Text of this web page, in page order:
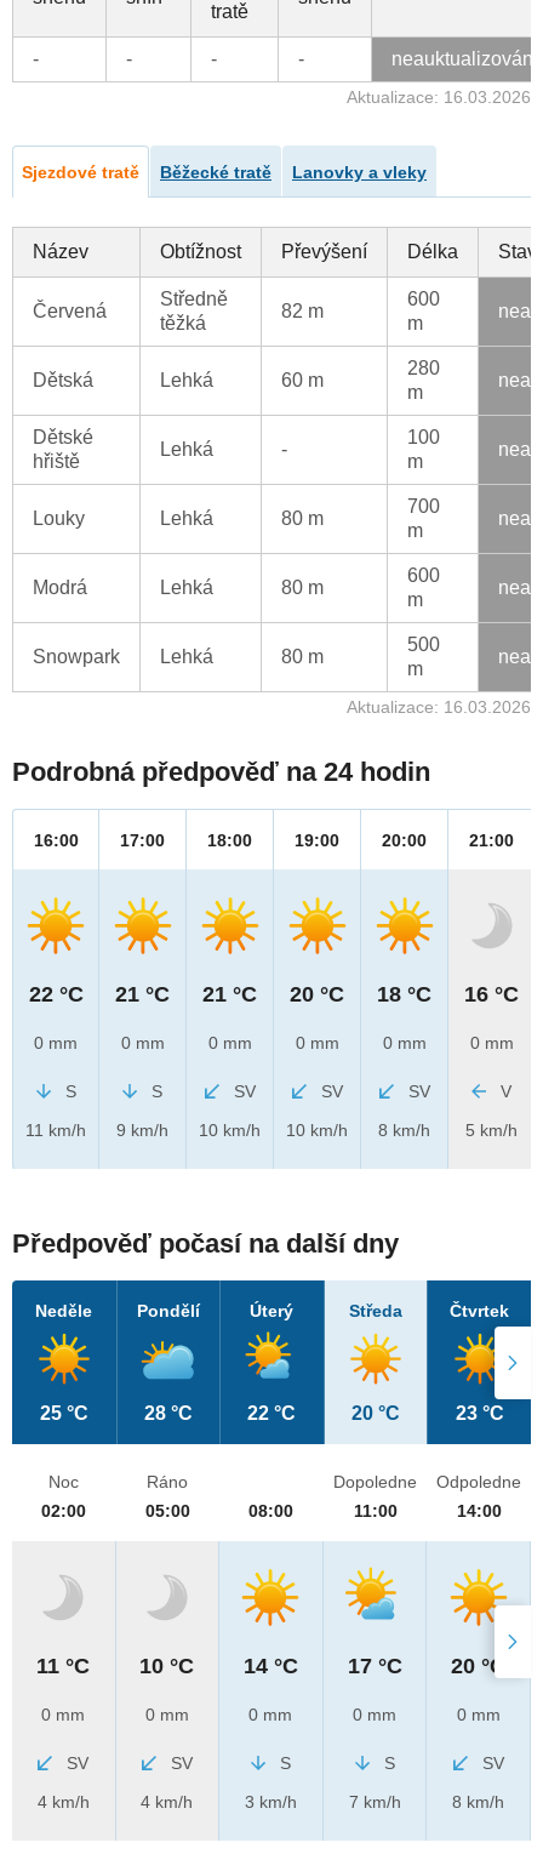
tratě
- - - - neauktualizováno
Aktualizace: 16.03.2026
Sjezdové tratě Běžecké tratě Lanovky a vleky
Název Obtížnost Převýšení Délka Stav
Červená
Středně
těžká
82 m
600
m
Dětská Lehká 60 m
280
m
Dětské
hřiště
Lehká -
100
m
Louky Lehká 80 m
700
m
Modrá Lehká 80 m
600
m
Snowpark Lehká 80 m
500
m
Aktualizace: 16.03.2026
Podrobná předpověď na 24 hodin
16:00
22 °C
0 mm
S
11 km/h
17:00
21 °C
0 mm
S
9 km/h
18:00
21 °C
0 mm
SV
10 km/h
19:00
20 °C
0 mm
SV
10 km/h
20:00
18 °C
0 mm
SV
8 km/h
21:00
16 °C
0 mm
V
5 km/h
Předpověď počasí na další dny
Neděle
25 °C
Pondělí
28 °C
Úterý
22 °C
Středa
20 °C
Čtvrtek
23 °C
Noc
02:00
11 °C
0 mm
SV
4 km/h
Ráno
05:00
10 °C
0 mm
SV
4 km/h
08:00
14 °C
0 mm
S
3 km/h
Dopoledne
11:00
17 °C
0 mm
S
7 km/h
Odpoledne
14:00
20 °C
0 mm
SV
8 km/h